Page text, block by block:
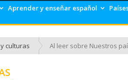
Aprender y enseñar español
culturas Al leer sobre Nuestros